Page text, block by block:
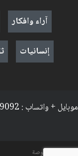
آراء وافكار
إنسانيات
موبايل + واتساب : 009647902409092
السياسة والخصوصة